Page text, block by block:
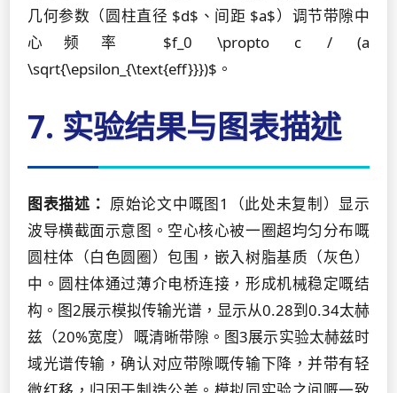
几何参数（圆柱直径 $d$、间距 $a$）调节带隙中
心频率 $f_0 \propto c / (a
\sqrt{\epsilon_{\text{eff}}})$。
7. 实验结果与图表描述
图表描述： 原始论文中嘅图1（此处未复制）显示
波导横截面示意图。空心核心被一圈超均匀分布嘅
圆柱体（白色圆圈）包围，嵌入树脂基质（灰色）
中。圆柱体通过薄介电桥连接，形成机械稳定嘅结
构。图2展示模拟传输光谱，显示从0.28到0.34太赫
兹（20%宽度）嘅清晰带隙。图3展示实验太赫兹时
域光谱传输，确认对应带隙嘅传输下降，并带有轻